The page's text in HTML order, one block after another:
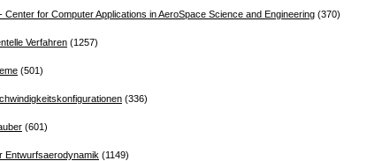
- Center for Computer Applications in AeroSpace Science and Engineering (370)
Verfahren (1257)
(501)
(336)
(601)
Entwurfsaerodynamik (1149)